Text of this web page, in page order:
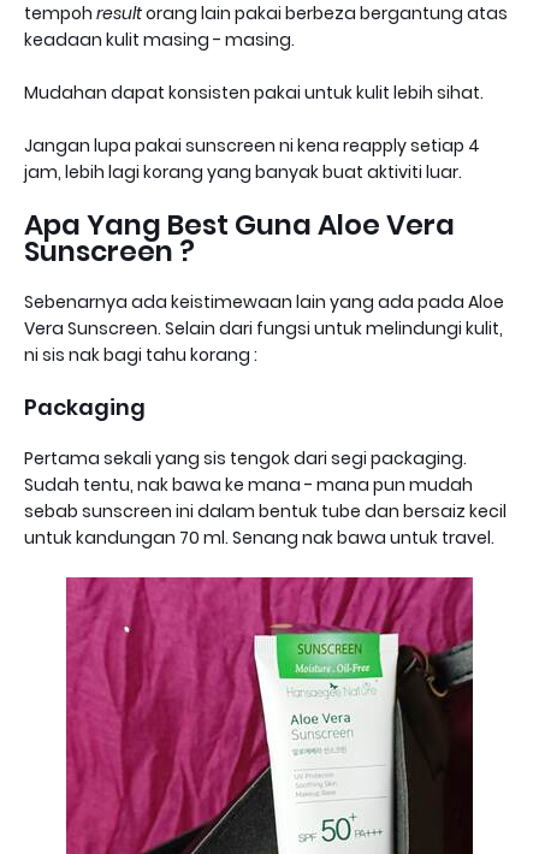
tempoh resultorang lain pakai berbeza bergantung atas
keadaan kulit masing - masing.
Mudahan dapat konsisten pakai untuk kulit lebih sihat.
Jangan lupa pakai sunscreen ni kena reapply setiap 4
jam, lebih lagi korang yang banyak buat aktiviti luar.
Apa Yang Best Guna Aloe Vera
Sunscreen ?
Sebenarnya ada keistimewaan lain yang ada pada Aloe
Vera Sunscreen. Selain dari fungsi untuk melindungi kulit,
ni sis nak bagi tahu korang :
Packaging
Pertama sekali yang sis tengok dari segi packaging.
Sudah tentu, nak bawa ke mana - mana pun mudah
sebab sunscreen ini dalam bentuk tube dan bersaiz kecil
untuk kandungan 70 ml. Senang nak bawa untuk travel.